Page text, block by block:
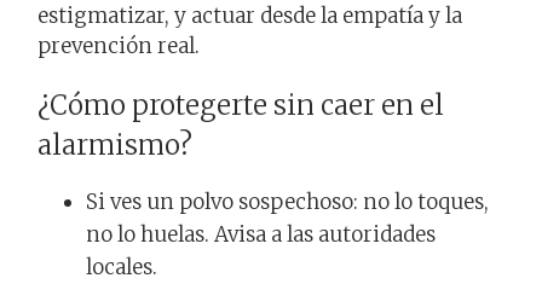
estigmatizar, y actuar desde la empatía y la
prevención real.
¿Cómo protegerte sin caer en el
alarmismo?
Si ves un polvo sospechoso: no lo toques,
no lo huelas. Avisa a las autoridades
locales.